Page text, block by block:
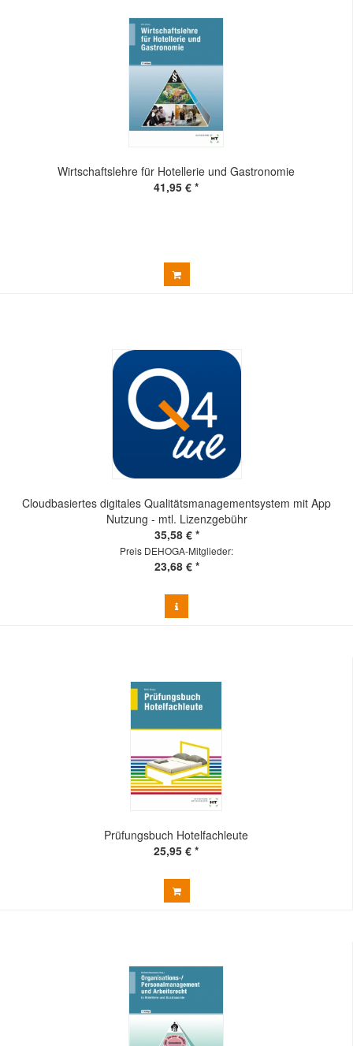
Wirtschaftslehre für Hotellerie und Gastronomie
41,95 € *
Cloudbasiertes digitales Qualitätsmanagementsystem mit App
Nutzung - mtl. Lizenzgebühr
35,58 € *
Preis DEHOGA-Mitglieder:
23,68 € *
Prüfungsbuch Hotelfachleute
25,95 € *